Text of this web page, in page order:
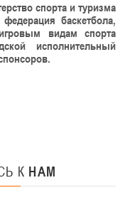
спорта и туризма
баскетбола,
видам спорта
исполнительный
К НАМ